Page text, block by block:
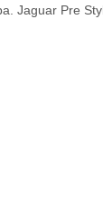
Jaguar Pre